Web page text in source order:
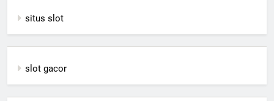
situs slot
slot gacor